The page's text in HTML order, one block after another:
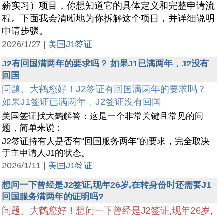
薪实习）项目，你想知道它的具体定义和完整申请流
程。下面我会清晰地为你拆解这个项目，并详细说明
申请步骤。
2026/1/27 | 美国J1签证
J2有回国满两年的要求吗？ 如果J1已满两年，J2没有
回国
问题、大鹤您好！J2签证有回国满两年的要求吗？
如果J1签证已满两年，J2签证没有回国
美国签证找大鹤解答：这是一个非常关键且常见的问
题，简单来说：
J2签证持有人是否有“回国服务两年”的要求，完全取决
于主申请人J1的状态。
2026/1/11 | 美国J1签证
想问一下曾经是J2签证,现年26岁,在转身份时还需要J1
回国服务满两年的证明吗?
问题、大鹤您好！想问一下曾经是J2签证,现年26岁,